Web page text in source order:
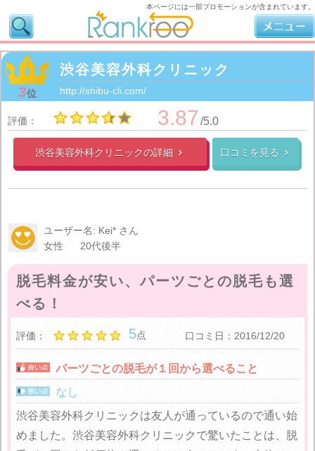
3位
渋谷美容外科クリニック
http://shibu-cli.com/
評価： 3.87 /5.0
渋谷美容外科クリニックの詳細  口コミを見る 
ユーザー名: Kei* さん
女性
20代後半
脱毛料金が安い、パーツごとの脱毛も選
べる！
評価： 5点 口コミ日：2016/12/20
パーツごとの脱毛が１回から選べること
なし
渋谷美容外科クリニックは友人が通っているので通い始
めました。渋谷美容外科クリニックで驚いたことは、脱
本ページには一部プロモーションが含まれています。